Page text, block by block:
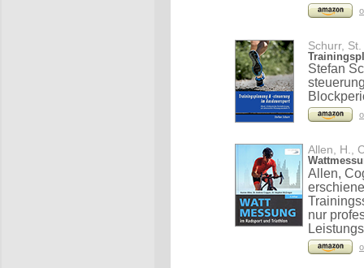
Schurr,
Stefan
Allen, H.,
Allen,
nur